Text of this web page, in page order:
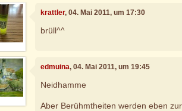
krattler, 04. Mai 2011, um 17:30
brüll^^
edmuina, 04. Mai 2011, um 19:45
Neidhamme
Aber Berühmtheiten werden eben